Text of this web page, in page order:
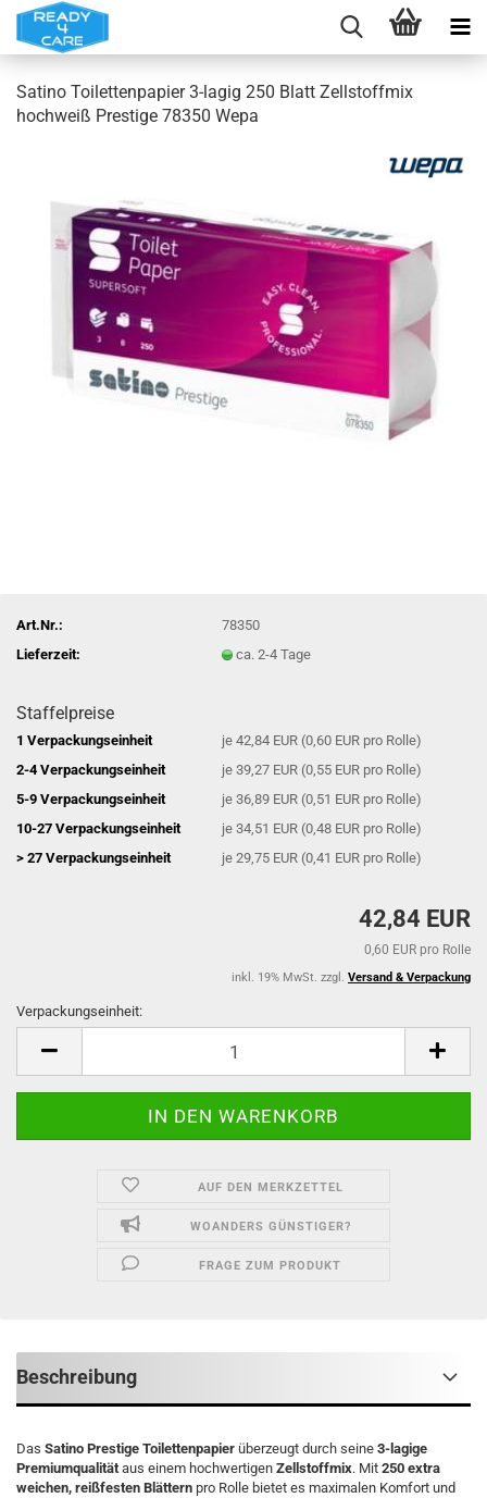
Satino Toilettenpapier 3-lagig 250 Blatt Zellstoffmix
hochweiß Prestige 78350 Wepa
Art.Nr.:
78350
Lieferzeit:
ca. 2-4 Tage
Staffelpreise
1 Verpackungseinheit
je 42,84 EUR (0,60 EUR pro Rolle)
2-4 Verpackungseinheit
je 39,27 EUR (0,55 EUR pro Rolle)
5-9 Verpackungseinheit
je 36,89 EUR (0,51 EUR pro Rolle)
10-27 Verpackungseinheit
je 34,51 EUR (0,48 EUR pro Rolle)
> 27 Verpackungseinheit
je 29,75 EUR (0,41 EUR pro Rolle)
42,84 EUR
0,60 EUR pro Rolle
inkl. 19% MwSt. zzgl. Versand & Verpackung
Verpackungseinheit:
AUF DEN MERKZETTEL
WOANDERS GÜNSTIGER?
FRAGE ZUM PRODUKT
Beschreibung
Das Satino Prestige Toilettenpapier überzeugt durch seine 3-lagige
Premiumqualitätaus einem hochwertigen Zellstoffmix. Mit 250 extra
weichen, reißfesten Blättern pro Rolle bietet es maximalen Komfort und